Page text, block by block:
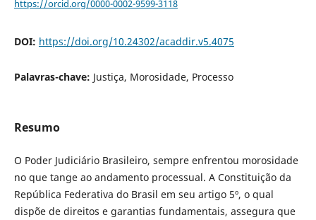
https://orcid.org/0000-0002-9599-3118
DOI: https://doi.org/10.24302/acaddir.v5.4075
Palavras-chave: Justiça, Morosidade, Processo
Resumo
O Poder Judiciário Brasileiro, sempre enfrentou morosidade
no que tange ao andamento processual. A Constituição da
República Federativa do Brasil em seu artigo 5º, o qual
dispõe de direitos e garantias fundamentais, assegura que